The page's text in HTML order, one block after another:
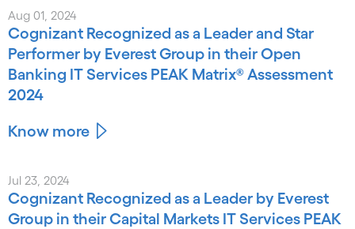
Aug 01, 2024
Cognizant Recognized as a Leader and Star
Performer by Everest Group in their Open
Banking IT Services PEAK Matrix® Assessment
2024
Know more
Jul 23, 2024
Cognizant Recognized as a Leader by Everest
Group in their Capital Markets IT Services PEAK